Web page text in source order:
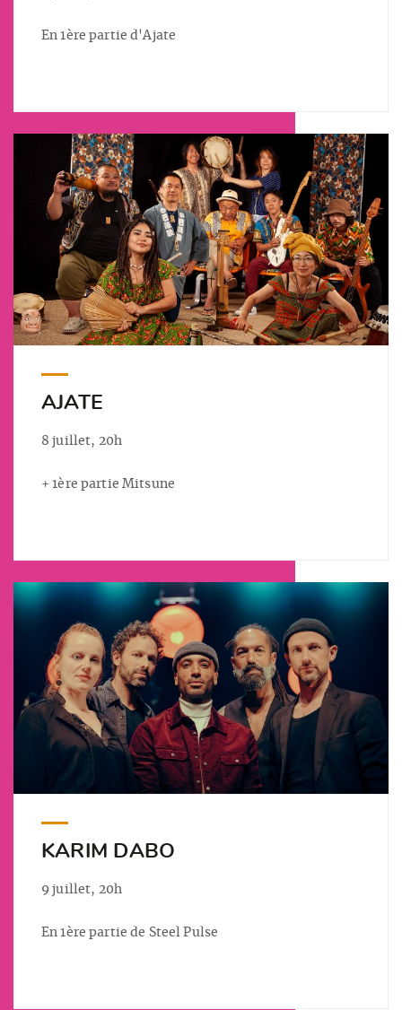
En 1ère partie d'Ajate
AJATE
8 juillet, 20h
+ 1ère partie Mitsune
KARIM DABO
9 juillet, 20h
En 1ère partie de Steel Pulse